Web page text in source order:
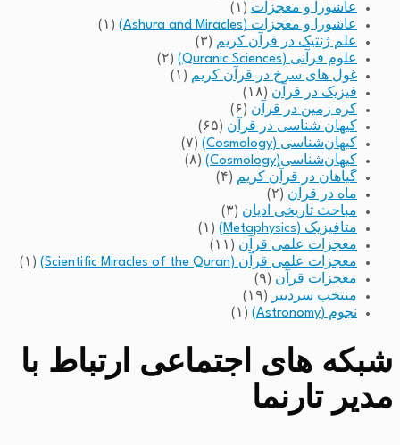
عاشورا و معجزات (۱)
عاشورا و معجزات (Ashura and Miracles)
(۱)
علم ژنتیک در قرآن کریم (۳)
علوم قرآنی (Quranic Sciences)
(۲)
غول های سرخ در قرآن کریم (۱)
فیزیک در قرآن (۱۸)
کره زمین در قرآن (۶)
کیهان شناسی در قرآن (۶۵)
کیهان‌شناسی (Cosmology)
(۷)
کیهان‌شناسی(Cosmology)
(۸)
گیاهان در قرآن کریم (۴)
ماه در قرآن (۲)
مباحث تاریخی ادیان (۳)
متافیزیک (Metaphysics)
(۱)
معجزات علمی قرآن (۱۱)
معجزات علمی قرآن (Scientific Miracles of the Quran)
(۱)
معجزات قرآن (۹)
منتخب سردبیر
(۱۹)
نجوم (Astronomy)
(۱)
شبکه های اجتماعی ارتباط با
مدیر تارنما